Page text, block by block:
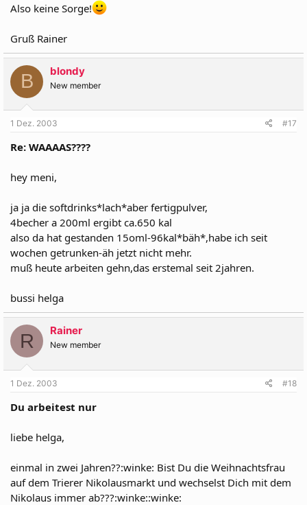
Also keine Sorge!
Gruß Rainer
B blondy
New member
1 Dez. 2003 #17
Re: WAAAAS????
hey meni,
ja ja die softdrinks*lach*aber fertigpulver,
4becher a 200ml ergibt ca.650 kal
also da hat gestanden 15oml-96kal*bäh*,habe ich seit
wochen getrunken-äh jetzt nicht mehr.
muß heute arbeiten gehn,das erstemal seit 2jahren.
bussi helga
R Rainer
New member
1 Dez. 2003 #18
Du arbeitest nur
liebe helga,
einmal in zwei Jahren??:winke: Bist Du die Weihnachtsfrau
auf dem Trierer Nikolausmarkt und wechselst Dich mit dem
Nikolaus immer ab???:winke::winke: